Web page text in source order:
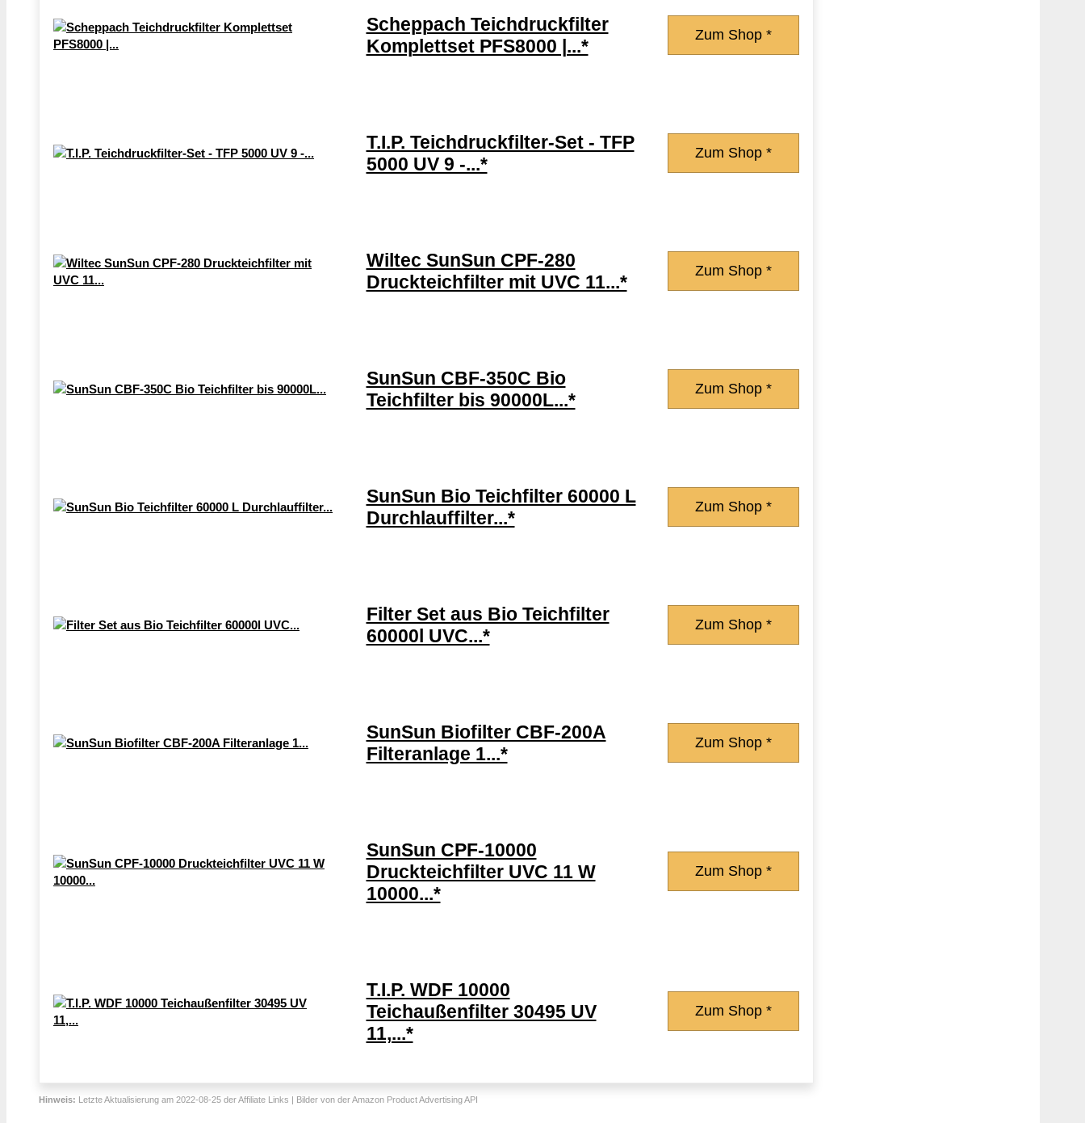
Scheppach Teichdruckfilter
Komplettset PFS8000 |...*
Zum Shop *
T.I.P. Teichdruckfilter-Set - TFP
5000 UV 9 -...*
Zum Shop *
Wiltec SunSun CPF-280
Druckteichfilter mit UVC 11...*
Zum Shop *
SunSun CBF-350C Bio
Teichfilter bis 90000L...*
Zum Shop *
SunSun Bio Teichfilter 60000 L
Durchlauffilter...*
Zum Shop *
Filter Set aus Bio Teichfilter
60000l UVC...*
Zum Shop *
SunSun Biofilter CBF-200A
Filteranlage 1...*
Zum Shop *
SunSun CPF-10000
Druckteichfilter UVC 11 W
10000...*
Zum Shop *
T.I.P. WDF 10000
Teichaußenfilter 30495 UV
11,...*
Zum Shop *
Hinweis: Letzte Aktualisierung am 2022-08-25 der Affiliate Links | Bilder von der Amazon Product Advertising API